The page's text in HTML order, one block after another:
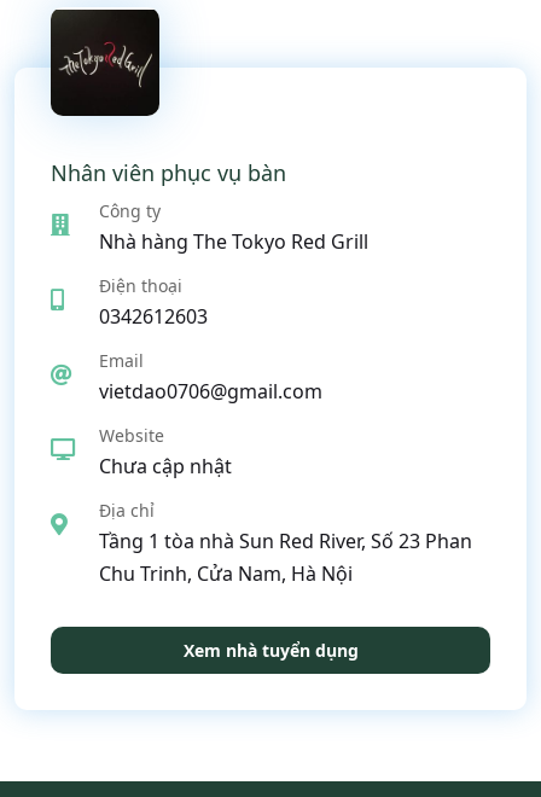
Nhân viên phục vụ bàn
Công ty
Nhà hàng The Tokyo Red Grill
Điện thoại
0342612603
Email
vietdao0706@gmail.com
Website
Chưa cập nhật
Địa chỉ
Tầng 1 tòa nhà Sun Red River, Số 23 Phan
Chu Trinh, Cửa Nam, Hà Nội
Xem nhà tuyển dụng